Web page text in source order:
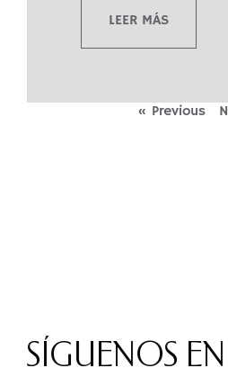
LEER MÁS
« Previous
SÍGUENOS EN